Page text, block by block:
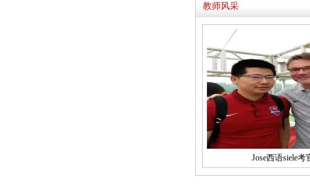
教师风采
Jose西语siele考